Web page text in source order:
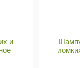
и